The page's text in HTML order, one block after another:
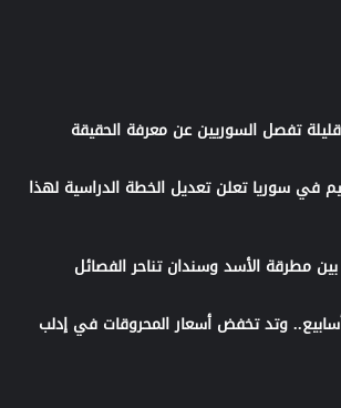
تفصل السوريين عن معرفة الحقيقة
في سوريا تعلن تعديل الخطة الدراسية لهذا
مطرقة الأسد وسندان تناحر الفصائل
أسابيع.. وتد تخفض أسعار المحروقات في إدلب